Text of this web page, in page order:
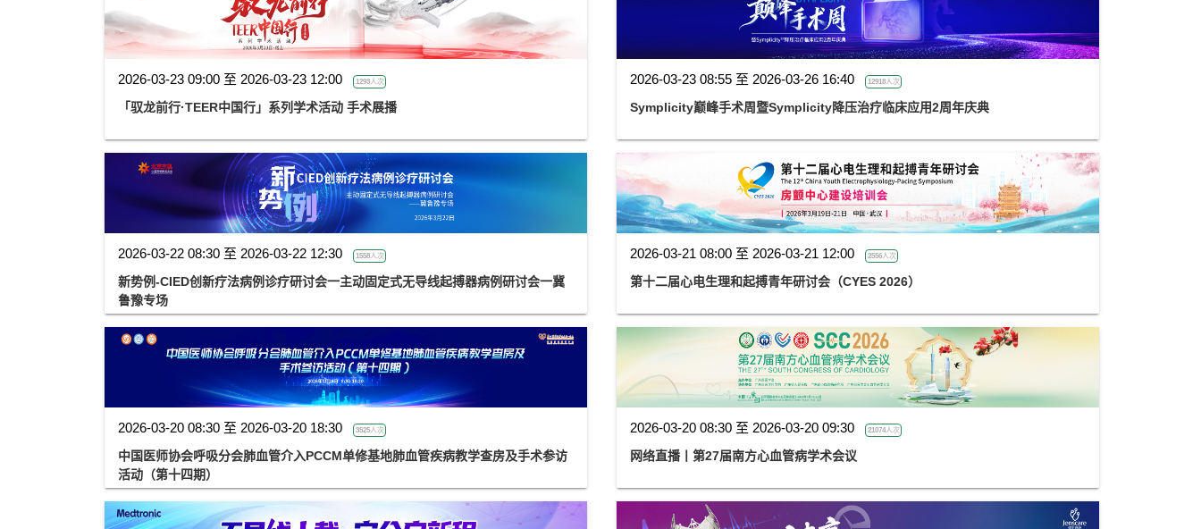
2026-03-23 09:00 至 2026-03-23 12:00 1293人次
「驭龙前行·TEER中国行」系列学术活动 手术展播
2026-03-23 08:55 至 2026-03-26 16:40 12918人次
Symplicity巅峰手术周暨Symplicity降压治疗临床应用2周年庆典
2026-03-22 08:30 至 2026-03-22 12:30 1558人次
新势例-CIED创新疗法病例诊疗研讨会一主动固定式无导线起搏器病例研讨会一冀
鲁豫专场
2026-03-21 08:00 至 2026-03-21 12:00 2556人次
第十二届心电生理和起搏青年研讨会（CYES 2026）
2026-03-20 08:30 至 2026-03-20 18:30 3525人次
中国医师协会呼吸分会肺血管介入PCCM单修基地肺血管疾病教学查房及手术参访
活动（第十四期）
2026-03-20 08:30 至 2026-03-20 09:30 21074人次
网络直播丨第27届南方心血管病学术会议